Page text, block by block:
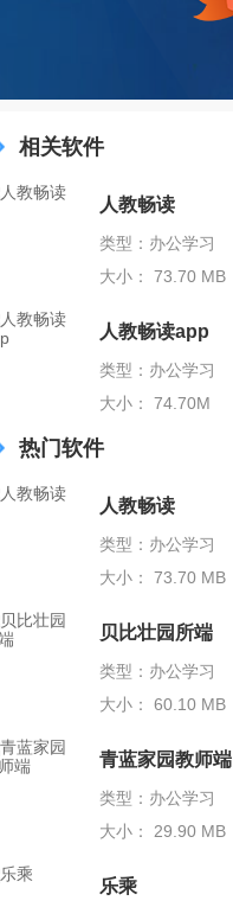
相关软件
人教畅读
类型：办公学习
大小： 73.70 MB
人教畅读app
类型：办公学习
大小： 74.70M
热门软件
人教畅读
类型：办公学习
大小： 73.70 MB
贝比壮园所端
类型：办公学习
大小： 60.10 MB
青蓝家园教师端
类型：办公学习
大小： 29.90 MB
乐乘